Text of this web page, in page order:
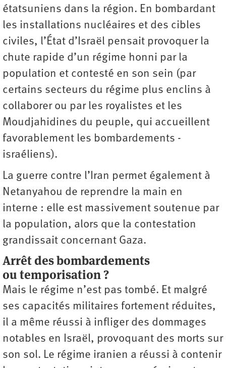
étatsuniens dans la région. En bombardant
les installations nucléaires et des cibles
civiles, l’État d’Israël pensait provoquer la
chute rapide d’un régime honni par la
population et contesté en son sein (par
certains secteurs du régime plus enclins à
collaborer ou par les royalistes et les
Moudjahidines du peuple, qui accueillent
favorablement les bombardements ­
israéliens).
La guerre contre l’Iran permet également à
Netanyahou de reprendre la main en
interne : elle est massivement soutenue par
la population, alors que la contestation
grandissait concernant Gaza.
Arrêt des bombardements
ou temporisation ?
Mais le régime n’est pas tombé. Et malgré
ses capacités militaires fortement réduites,
il a même réussi à infliger des dommages
notables en Israël, provoquant des morts sur
son sol. Le régime iranien a réussi à contenir